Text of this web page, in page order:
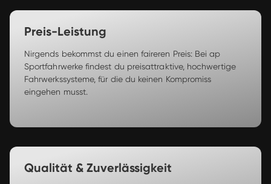
Preis-Leistung
Nirgends bekommst du einen faireren Preis: Bei ap
Sportfahrwerke findest du preisattraktive, hochwertige
Fahrwerkssysteme, für die du keinen Kompromiss
eingehen musst.
Qualität & Zuverlässigkeit